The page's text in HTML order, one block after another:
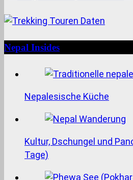
Nepal Insides
Nepalesische Küche
Kultur, Dschungel und
Tage)